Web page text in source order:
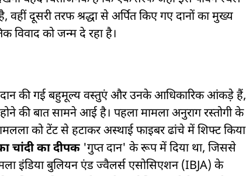
दूसरी तरफ श्रद्धा से अर्पित किए गए दानों का मुख्य
विवाद को जन्म दे रहा है।
दान की गई बहुमूल्य वस्तुएं और उनके आधिकारिक आंकड़े हैं,
की बात सामने आई है। पहला मामला अनुराग रस्तोगी के
को टेंट से हटाकर अस्थाई फाइबर ढांचे में शिफ्ट किया
चांदी का दीपक 'गुप्त दान' के रूप में दिया था, जिससे
इंडिया बुलियन एंड ज्वैलर्स एसोसिएशन (IBJA) के